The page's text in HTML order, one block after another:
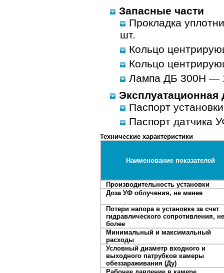
Запасные части
Прокладка
шт.
Кольцо
Кольцо
Лампа ДБ 300Н —
Эксплуатационная
Паспорт
Паспорт датчика
Технические характеристики
Наименование показателей
Производительность установки
Доза УФ облучения, не менее
Потери напора в установке за счет
гидравлического сопротивления, не
более
Минимальный и максимальный
расходы
Условный диаметр входного и
выходного патрубков камеры
обеззараживания (Ду)